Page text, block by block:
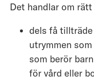
Det handlar om
dels få
utrymmen
som berör
för vård eller